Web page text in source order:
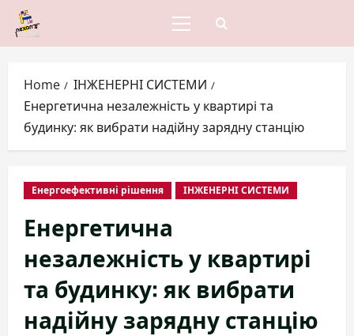
Skip
content
Primary
Menu
Home
ІНЖЕНЕРНІ СИСТЕМИ
Енергетична незалежність у квартирі та
будинку: як вибрати надійну зарядну станцію
Енергоефективні рішення ІНЖЕНЕРНІ СИСТЕМИ
Енергетична
незалежність у квартирі
та будинку: як вибрати
надійну зарядну станцію